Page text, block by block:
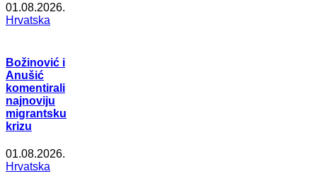
01.08.2026.
Hrvatska
Božinović i
Anušić
komentirali
najnoviju
migrantsku
krizu
01.08.2026.
Hrvatska